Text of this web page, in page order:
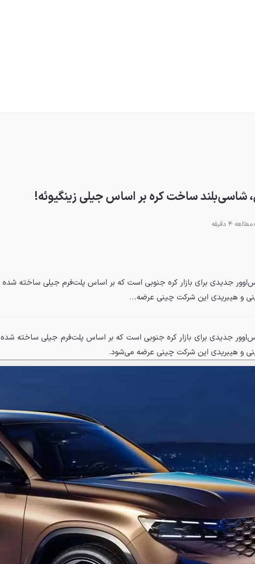
شاسی‌بلند ساخت کره بر اساس جیلی زینگیوئه!
مطالعه 4 دقیقه
جدیدی برای بازار کره جنوبی است که بر اساس پلت‌فرم جیلی ساخته شده
و هیبریدی این شرکت چینی عرضه...
جدیدی برای بازار کره جنوبی است که بر اساس پلت‌فرم جیلی ساخته شده
و هیبریدی این شرکت چینی عرضه می‌شود.